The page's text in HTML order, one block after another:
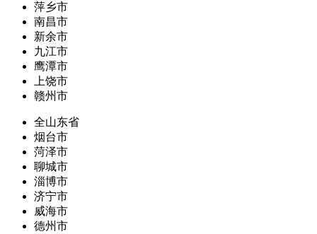
萍乡市
南昌市
新余市
九江市
鹰潭市
上饶市
赣州市
全山东省
烟台市
菏泽市
聊城市
淄博市
济宁市
威海市
德州市